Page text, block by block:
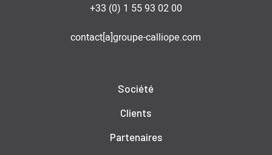
+33 (0) 1 55 93 02 00
contact[a]groupe-calliope.com
Société
Clients
Partenaires